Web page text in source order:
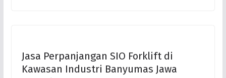
Jasa Perpanjangan SIO Forklift di
Kawasan Industri Banyumas Jawa